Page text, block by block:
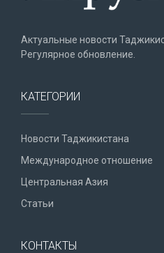
Актуальные новости
Регулярное обновление.
КАТЕГОРИИ
Новости Таджикистана
Международное отношение
Центральная Азия
Статьи
КОНТАКТЫ